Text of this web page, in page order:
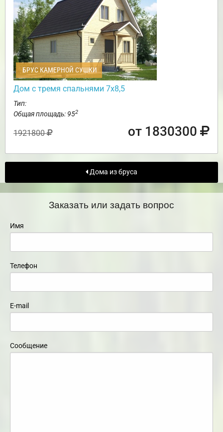
БРУС КАМЕРНОЙ СУШКИ
Дом с тремя спальнями 7х8,5
Тип:
Общая площадь: 952
1921800 от 1830300
Дома из бруса
Заказать или задать вопрос
Имя
Телефон
E-mail
Сообщение